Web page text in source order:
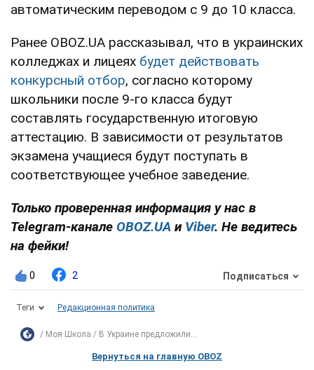
автоматическим переводом с 9 до 10 класса.
Ранее OBOZ.UA рассказывал, что в украинских
колледжах и лицеях будет действовать
конкурсный отбор, согласно которому
школьники после 9-го класса будут
составлять государственную итоговую
аттестацию. В зависимости от результатов
экзамена учащиеся будут поступать в
соответствующее учебное заведение.
Только проверенная информация у нас в
Telegram-канале OBOZ.UA и Viber. Не ведитесь
на фейки!
0 2 Подписаться
Теги Редакционная политика
Моя Школа В Украине предложили...
Вернуться на главную OBOZ